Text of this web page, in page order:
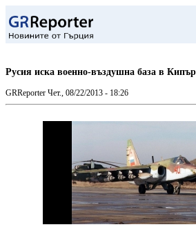
Русия иска военно-въздушна база в Кипър
GRReporter Чет., 08/22/2013 - 18:26